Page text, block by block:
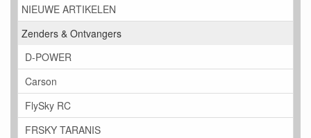
NIEUWE ARTIKELEN
Zenders & Ontvangers
D-POWER
Carson
FlySky RC
FRSKY TARANIS